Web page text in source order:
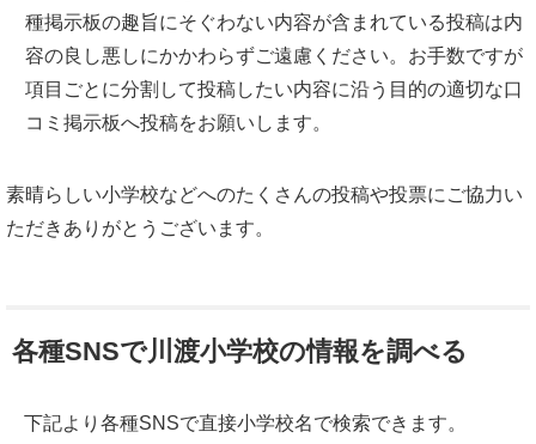
種掲示板の趣旨にそぐわない内容が含まれている投稿は内
容の良し悪しにかかわらずご遠慮ください。お手数ですが
項目ごとに分割して投稿したい内容に沿う目的の適切な口
コミ掲示板へ投稿をお願いします。
素晴らしい小学校などへのたくさんの投稿や投票にご協力い
ただきありがとうございます。
各種SNSで川渡小学校の情報を調べる
下記より各種SNSで直接小学校名で検索できます。